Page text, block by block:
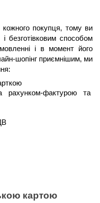
кожного покупця, тому ви
безготівковим способом
і в момент його
шопінг приємнішим, ми
рахунком-фактурою та
картою